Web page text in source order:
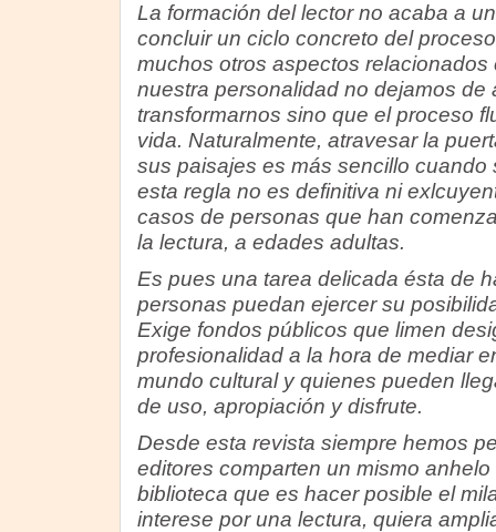
La formación del lector no acaba a
concluir un ciclo concreto del
muchos otros aspectos relacionados
nuestra personalidad no dejamos de
transformarnos sino que el proceso
vida. Naturalmente, atravesar la
sus paisajes es más sencillo
esta regla no es definitiva ni
casos de personas que han
la lectura, a edades adultas.
Es pues una tarea delicada ésta de
personas puedan ejercer su
Exige fondos públicos que limen
profesionalidad a la hora de mediar
mundo cultural y quienes pueden
de uso, apropiación y disfrute.
Desde esta revista siempre hemos
editores comparten un mismo
biblioteca que es hacer posible el
interese por una lectura, quiera